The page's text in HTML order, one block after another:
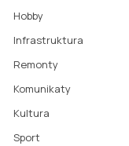
Hobby
Infrastruktura
Remonty
Komunikaty
Kultura
Sport